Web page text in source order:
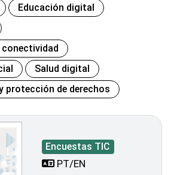
Educación digital
Salud digital
protección de derechos
Encuestas TIC
PT/EN